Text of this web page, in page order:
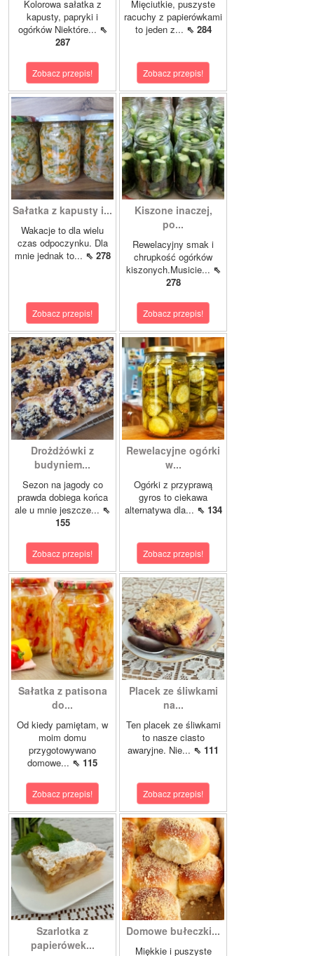
Kolorowa sałatka z
kapusty, papryki i
ogórków Niektóre... ⇖
287
Zobacz przepis!
Mięciutkie, puszyste
racuchy z papierówkami
to jeden z... ⇖ 284
Zobacz przepis!
Sałatka z kapusty i...
Wakacje to dla wielu
czas odpoczynku. Dla
mnie jednak to... ⇖ 278
Zobacz przepis!
Kiszone inaczej,
po...
Rewelacyjny smak i
chrupkość ogórków
kiszonych.Musicie... ⇖
278
Zobacz przepis!
Drożdżówki z
budyniem...
Sezon na jagody co
prawda dobiega końca
ale u mnie jeszcze... ⇖
155
Zobacz przepis!
Rewelacyjne ogórki
w...
Ogórki z przyprawą
gyros to ciekawa
alternatywa dla... ⇖ 134
Zobacz przepis!
Sałatka z patisona
do...
Od kiedy pamiętam, w
moim domu
przygotowywano
domowe... ⇖ 115
Zobacz przepis!
Placek ze śliwkami
na...
Ten placek ze śliwkami
to nasze ciasto
awaryjne. Nie... ⇖ 111
Zobacz przepis!
Szarlotka z
papierówek...
Domowe bułeczki...
Miękkie i puszyste